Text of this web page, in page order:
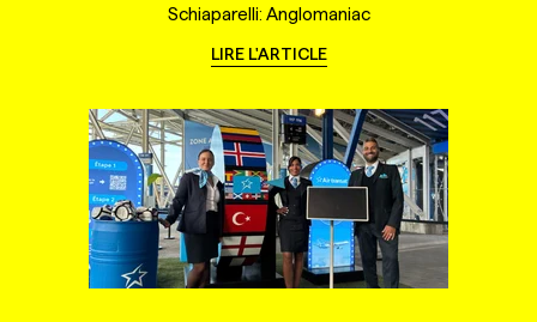
Schiaparelli: Anglomaniac
LIRE L'ARTICLE